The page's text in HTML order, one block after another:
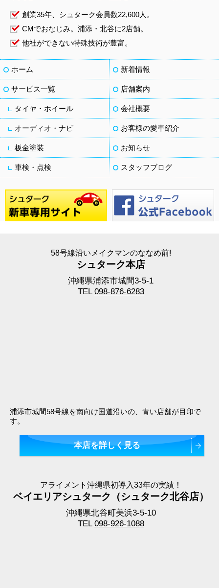
創業35年、シュターク会員数22,600人。
CMでおなじみ。浦添・北谷に2店舗。
他社ができない特殊技術が豊富。
ホーム 新着情報
サービス一覧 店舗案内
タイヤ・ホイール 会社概要
オーディオ・ナビ お客様の愛車紹介
板金塗装 お知らせ
車検・点検 スタッフブログ
58号線沿いメイクマンのななめ前!
シュターク本店
沖縄県浦添市城間3-5-1
TEL 098-876-6283
浦添市城間58号線を南向け国道沿いの、青い店舗が目印で
す。
本店を詳しく見る
アライメント沖縄県初導入33年の実績！
ベイエリアシュターク（シュターク北谷店）
沖縄県北谷町美浜3-5-10
TEL 098-926-1088